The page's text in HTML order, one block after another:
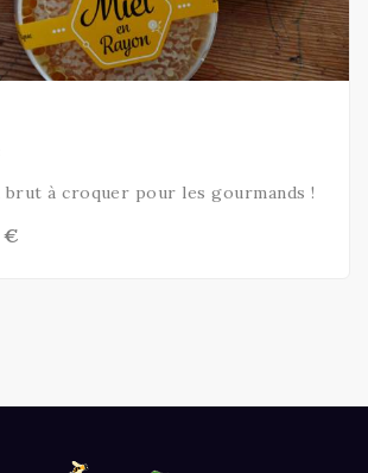
brut à croquer pour les gourmands !
€
En savoir plus